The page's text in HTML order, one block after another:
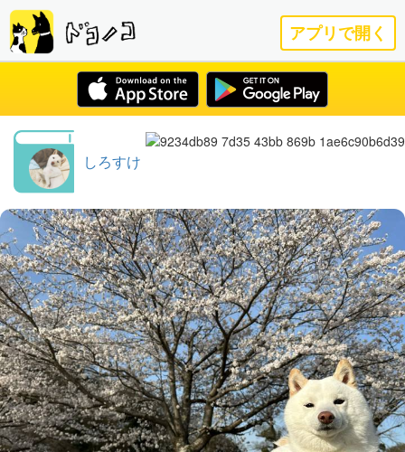
アプリで開く
しろすけ